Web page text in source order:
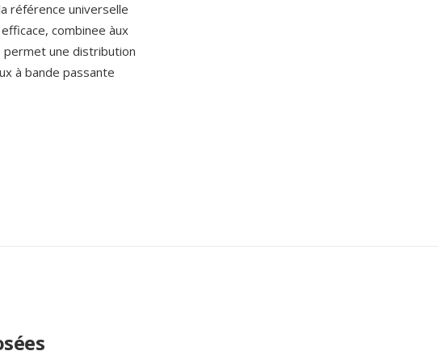
référence universelle
combinee àux
une distribution
à bande passante